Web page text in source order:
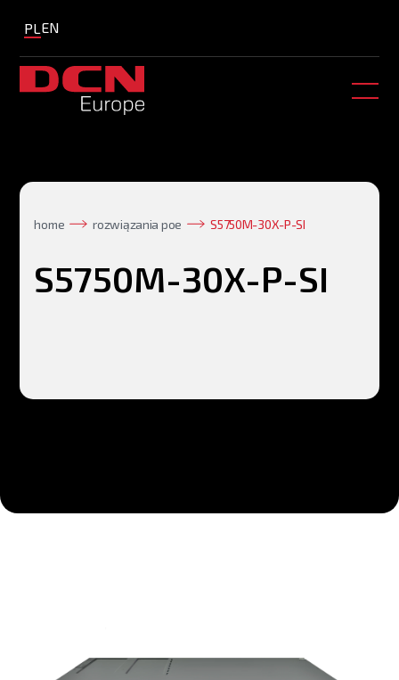
PL EN
home rozwiązania poe S5750M-30X-P-SI
S5750M-30X-P-SI